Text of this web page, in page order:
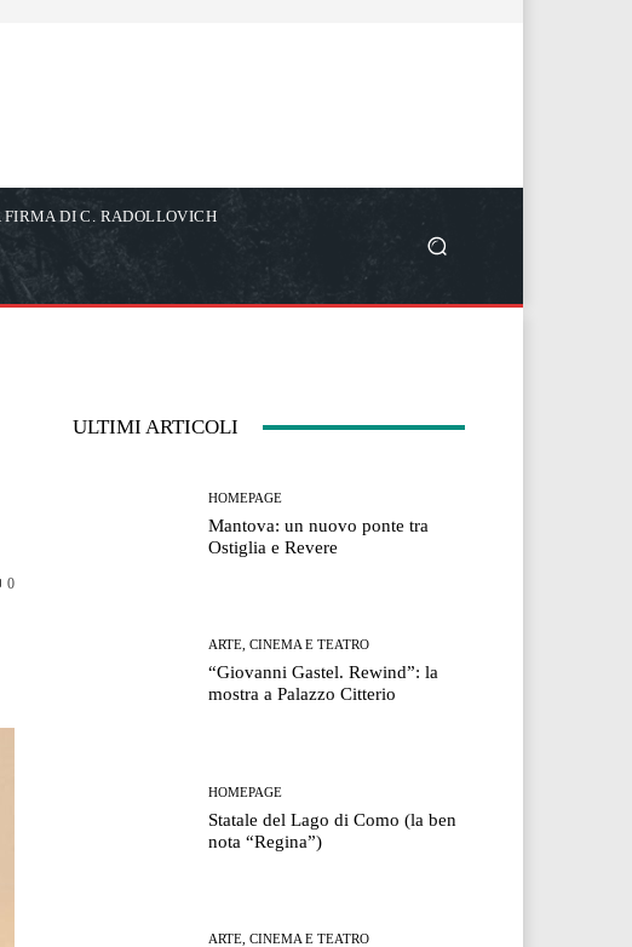
FIRMA DI C. RADOLLOVICH
0
ULTIMI ARTICOLI
HOMEPAGE
Mantova: un nuovo ponte tra
Ostiglia e Revere
ARTE, CINEMA E TEATRO
“Giovanni Gastel. Rewind”: la
mostra a Palazzo Citterio
HOMEPAGE
Statale del Lago di Como (la ben
nota “Regina”)
ARTE, CINEMA E TEATRO